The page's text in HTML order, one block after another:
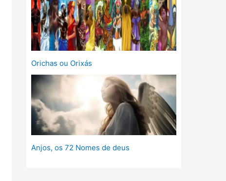
Orichas ou Orixás
Anjos, os 72 Nomes de deus